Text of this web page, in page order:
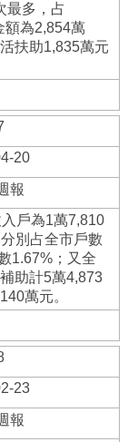
最多，占
額為2,854萬
扶助1,835萬元
20
報
戶為1萬7,810
別占全市戶數
1.67%；又全
助計5萬4,873
萬元。
23
報